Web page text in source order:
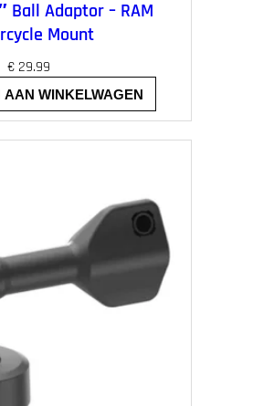
Ball Adaptor – RAM
Mount
€29.99
AAN WINKELWAGEN